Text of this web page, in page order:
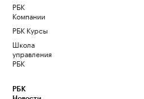
РБК
Компании
РБК Курсы
Школа
управления
РБК
РБК